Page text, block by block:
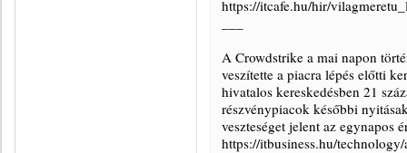
https://itcafe.hu/hir/
A Crowdstrike a mai napon
veszítette a piacra lépés előtti
hivatalos kereskedésben 21
részvénypiacok későbbi
veszteséget jelent az egynapos
https://itbusiness.hu/